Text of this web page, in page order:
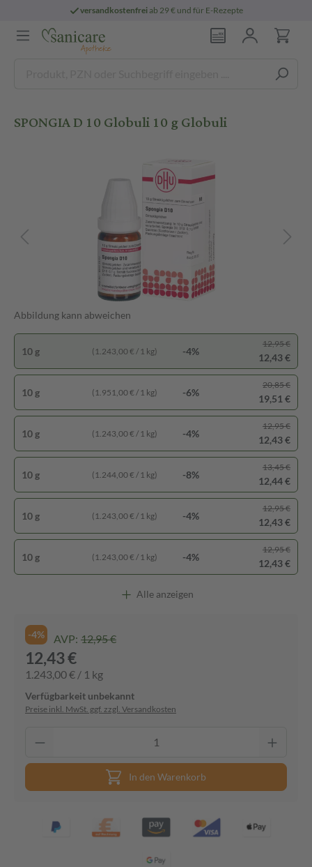
versandkostenfreiab 29 € und für E-Rezepte
SPONGIA D 10 Globuli 10 g Globuli
Abbildung kann abweichen
10 g (1.951,00 € / 1 kg) -6%
20,85 €
19,51 €
10 g (1.243,00 € / 1 kg) -4%
12,95 €
12,43 €
10 g (1.243,00 € / 1 kg) -4%
12,95 €
12,43 €
10 g (1.244,00 € / 1 kg) -8%
13,45 €
12,44 €
10 g (1.243,00 € / 1 kg) -4%
12,95 €
12,43 €
10 g (1.243,00 € / 1 kg) -4%
12,95 €
12,43 €
Alle anzeigen
-4% AVP: 12,95 €
12,43 €
1.243,00 € / 1 kg
Verfügbarkeit unbekannt
Preise inkl. MwSt. ggf. zzgl. Versandkosten
In den Warenkorb